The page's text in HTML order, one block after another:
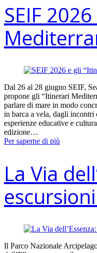
SEIF
Dal 26 al 28 giugno SEIF,
propone gli “Itinerari
parlare di mare in modo
in barca a vela, dagli incontri
esperienze educative e
edizione…
Per saperne di più
La Via
Il Parco Nazionale